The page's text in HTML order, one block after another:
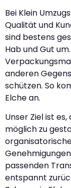
Bei Klein
Qualität und
sind bestens
Hab und Gut
anderen
schützen. So
Elche an.
Unser Ziel ist
möglich zu
passenden
entspannt